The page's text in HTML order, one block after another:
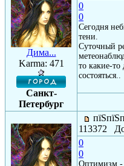
Дима...
Karma: 471
Санкт-
Петербург
0
0
Сегодня
тени.
Суточный
то какие-
состояться..
113372
0
0
Оптимизм -